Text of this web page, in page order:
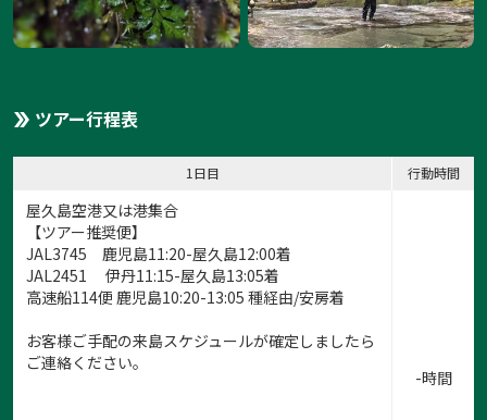
ツアー行程表
1日目 行動時間
屋久島空港又は港集合
【ツアー推奨便】
JAL3745 鹿児島11:20-屋久島12:00着
JAL2451 伊丹11:15-屋久島13:05着
高速船114便 鹿児島10:20-13:05 種経由/安房着
お客様ご手配の来島スケジュールが確定しましたら
ご連絡ください。
-時間